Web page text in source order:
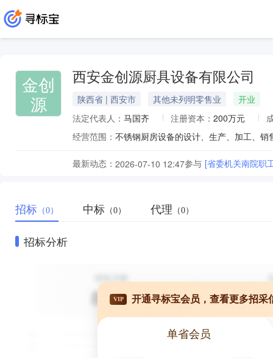
金创
源
西安金创源厨具设备有限公司
陕西省 | 西安市 其他未列明零售业
开业
法定代表人： 马国齐 注册资本： 200万元
经营范围：
最新动态： 2026-07-10 12:47参与 [省委机关南院职
招标 （0） 中标 （0） 代理 （0）
招标分析
VIP 开通寻标宝会员，查看更多招采
单省会员